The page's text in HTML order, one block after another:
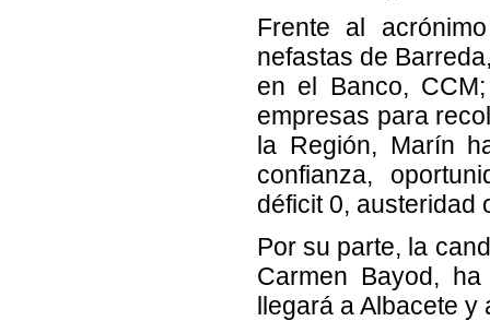
Frente al
nefastas de
en el Banco,
empresas para
la Región, Marín
confianza,
déficit 0, austeridad
Por su parte, la
Carmen Bayod,
llegará a Albacete y